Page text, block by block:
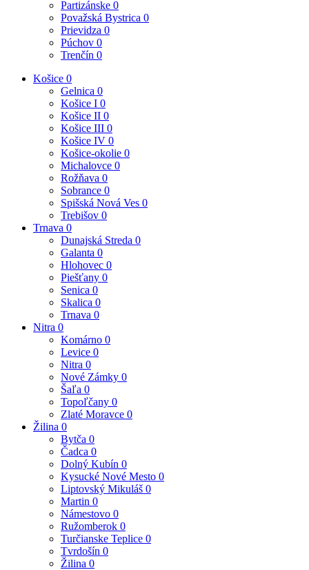
Partizánske 0
Považská Bystrica 0
Prievidza 0
Púchov 0
Trenčín 0
Košice 0
Gelnica 0
Košice I 0
Košice II 0
Košice III 0
Košice IV 0
Košice-okolie 0
Michalovce 0
Rožňava 0
Sobrance 0
Spišská Nová Ves 0
Trebišov 0
Trnava 0
Dunajská Streda 0
Galanta 0
Hlohovec 0
Piešťany 0
Senica 0
Skalica 0
Trnava 0
Nitra 0
Komárno 0
Levice 0
Nitra 0
Nové Zámky 0
Šaľa 0
Topoľčany 0
Zlaté Moravce 0
Žilina 0
Bytča 0
Čadca 0
Dolný Kubín 0
Kysucké Nové Mesto 0
Liptovský Mikuláš 0
Martin 0
Námestovo 0
Ružomberok 0
Turčianske Teplice 0
Tvrdošín 0
Žilina 0